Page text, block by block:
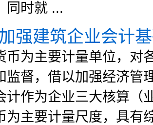
同时就 ...
强建筑企业会计
币为主要计量单位，对
监督，借以加强经济管
计作为企业三大核算（
为主要计量尺度，具有